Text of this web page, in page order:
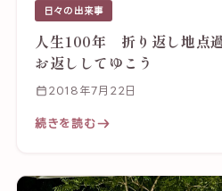
日々の出来事
人生100年 折り返し地点
お返ししてゆこう
2018年7月22日
続きを読む